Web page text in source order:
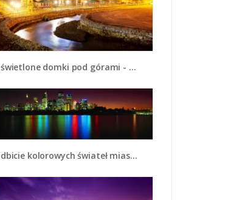
Oświetlone domki pod górami - AM070
Odbicie kolorowych świateł miasta w wodzie - AM146